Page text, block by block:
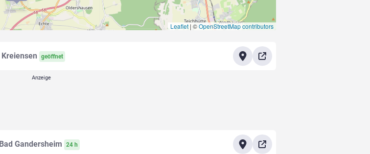
Leaflet | ©OpenStreetMap contributors
Kreiensen geöffnet
Bad Gandersheim 24 h